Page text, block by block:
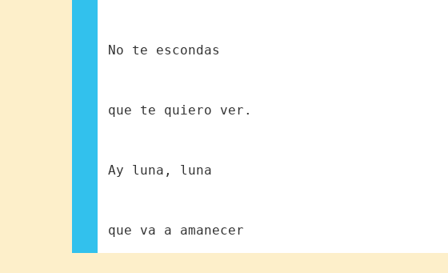
No te escondas
que te quiero ver.
Ay luna, luna
que va a amanecer